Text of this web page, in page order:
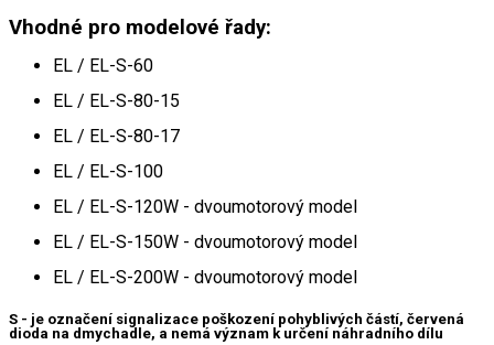
Vhodné pro modelové řady:
EL / EL-S-60
EL / EL-S-80-15
EL / EL-S-80-17
EL / EL-S-100
EL / EL-S-120W - dvoumotorový model
EL / EL-S-150W - dvoumotorový model
EL / EL-S-200W - dvoumotorový model
S - je označení signalizace poškození pohyblivých částí, červená
dioda na dmychadle, a nemá význam k určení náhradního dílu